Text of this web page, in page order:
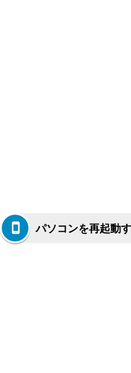
パソコンを再起動